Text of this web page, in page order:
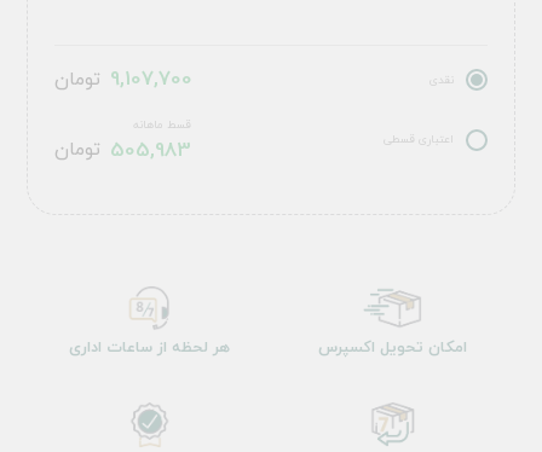
نقدی 9,107,700 تومان
اعتباری قسطی
قسط ماهانه
505,983 تومان
امکان تحویل اکسپرس هر لحظه از ساعات اداری